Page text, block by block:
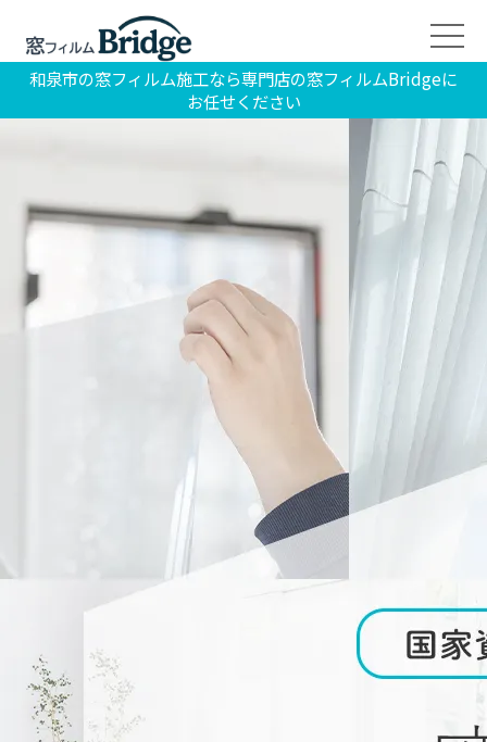
和泉市の窓フィルム施工なら専門店の窓フィルムBridgeに
お任せください